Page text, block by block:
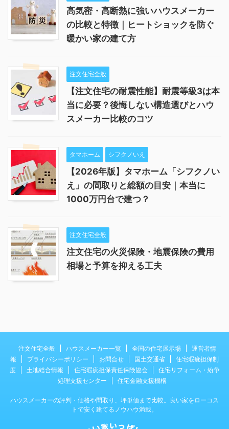
高気密・高断熱に強いハウスメーカー
の比較と特徴｜ヒートショックを防ぐ
暖かい家の建て方
注文住宅全般
【注文住宅の耐震性能】耐震等級3は本
当に必要？後悔しない構造選びとハウ
スメーカー比較のコツ
タマホーム シフクノいえ
【2026年版】タマホーム「シフクノい
え」の間取りと総額の目安｜本当に
1000万円台で建つ？
注文住宅全般
注文住宅の火災保険・地震保険の費用
相場と予算を抑える工夫
注文住宅全般 ハウスメーカー一覧 全国の住宅展示場
運営者情
報
プライバシーポリシー お問合せ 国土交通省
住宅瑕疵担保制
度
土地総合情報 住宅瑕疵担保責任保険協会
住宅リフォーム・紛争
処理支援センター
住宅金融支援機構
ハウスメーカーの評判・価格や間取り、坪単価まで比較。良い家をローコス
トで安く建てるノウハウ満載。